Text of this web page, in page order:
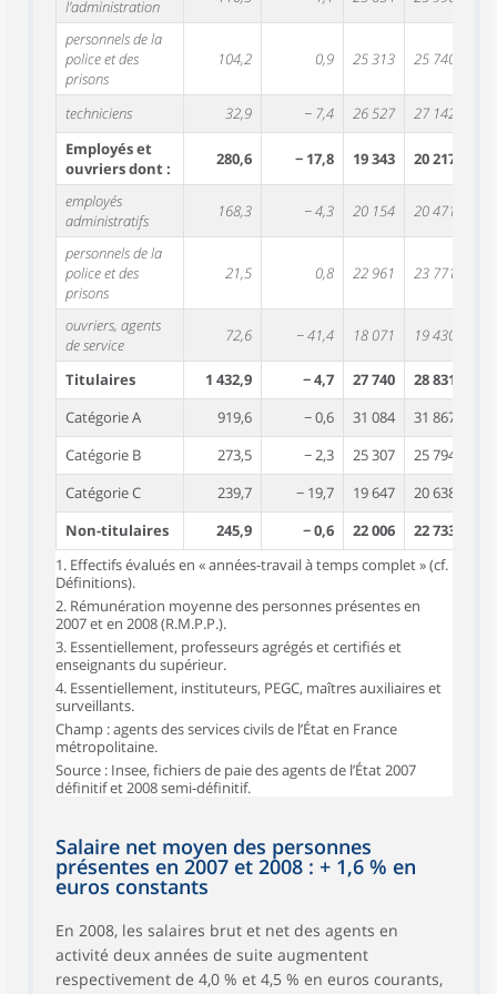
l’administration
personnels de la
police et des
prisons
104,2 0,9 25 313 25 740
techniciens 32,9 − 7,4 26 527
27 142
Employés et
ouvriers dont :
280,6 − 17,8 19 343 20 217
employés
administratifs
168,3 − 4,3 20 154 20 471
personnels de la
police et des
prisons
21,5 0,8 22 961 23 771
ouvriers, agents
de service
72,6 − 41,4 18 071 19 430
Titulaires 1 432,9 − 4,7 27 740
28 831
Catégorie A
919,6 − 0,6 31 084
31 867
Catégorie B
273,5 − 2,3 25 307
25 794
Catégorie C
239,7 − 19,7 19 647
20 638
Non-titulaires
245,9 − 0,6 22 006
22 733
1. Effectifs évalués en « années-travail à temps complet » (cf.
Définitions).
2. Rémunération moyenne des personnes présentes en
2007 et en 2008 (R.M.P.P.).
3. Essentiellement, professeurs agrégés et certifiés et
enseignants du supérieur.
4. Essentiellement, instituteurs, PEGC, maîtres auxiliaires et
surveillants.
Champ : agents des services civils de l’État en France
métropolitaine.
Source : Insee, fichiers de paie des agents de l’État 2007
définitif et 2008 semi-définitif.
Salaire net moyen des personnes
présentes en 2007 et 2008 : + 1,6 % en
euros constants
En 2008, les salaires brut et net des agents en
activité deux années de suite augmentent
respectivement de 4,0 % et 4,5 % en euros courants,